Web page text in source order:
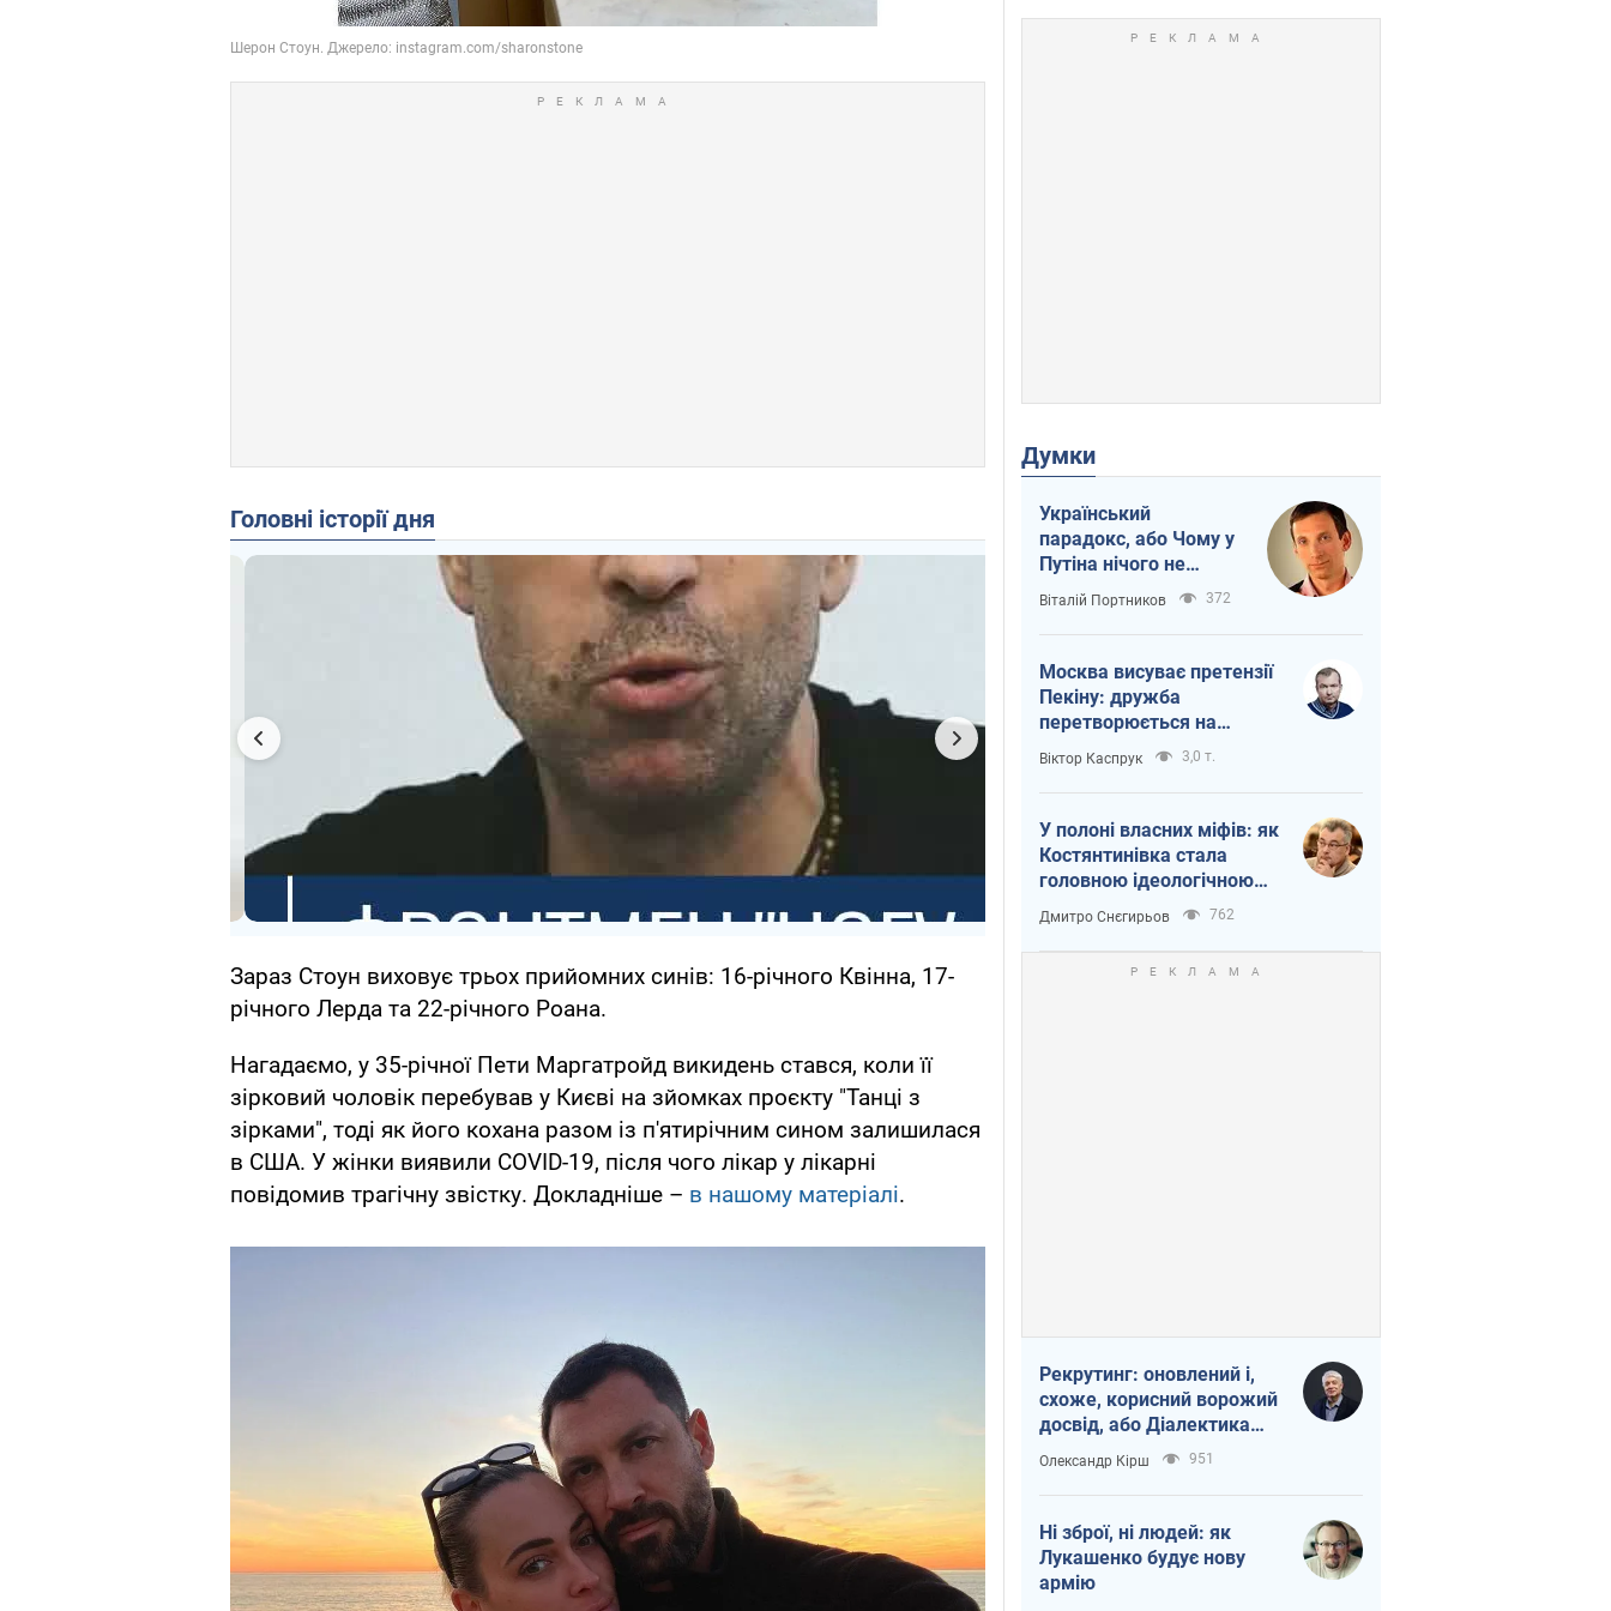
Головні історії дня
Зараз Стоун виховує трьох прийомних синів: 16-річного Квінна, 17-
річного Лерда та 22-річного Роана.
Нагадаємо, у 35-річної Пети Маргатройд викидень стався, коли її
зірковий чоловік перебував у Києві на зйомках проєкту "Танці з
зірками", тоді як його кохана разом із п'ятирічним сином залишилася
в США. У жінки виявили COVID-19, після чого лікар у лікарні
повідомив трагічну звістку. Докладніше – в нашому матеріалі.
Думки
Український
парадокс, або Чому у
Путіна нічого не
вийшло з Україною
Віталій Портников 372
Москва висуває претензії
Пекіну: дружба
перетворюється на
залежність Росії від
Китаю
Віктор Каспрук 3,0 т.
У полоні власних міфів: як
Костянтинівка стала
головною ідеологічною
пасткою для російських
окупантів
Дмитро Снєгирьов 762
Рекрутинг: оновлений і,
схоже, корисний ворожий
досвід, або Діалектика
вибагливого боягузтва
Олександр Кірш 951
Ні зброї, ні людей: як
Лукашенко будує нову
армію